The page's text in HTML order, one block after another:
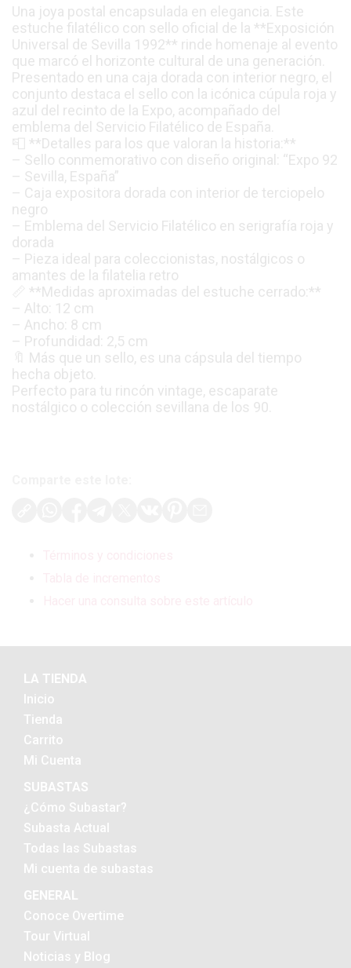
Una joya postal encapsulada en elegancia. Este
estuche filatélico con sello oficial de la **Exposición
Universal de Sevilla 1992** rinde homenaje al evento
que marcó el horizonte cultural de una generación.
Presentado en una caja dorada con interior negro, el
conjunto destaca el sello con la icónica cúpula roja y
azul del recinto de la Expo, acompañado del
emblema del Servicio Filatélico de España.
📮 **Detalles para los que valoran la historia:**
– Sello conmemorativo con diseño original: “Expo 92
– Sevilla, España”
– Caja expositora dorada con interior de terciopelo
negro
– Emblema del Servicio Filatélico en serigrafía roja y
dorada
– Pieza ideal para coleccionistas, nostálgicos o
amantes de la filatelia retro
📏 **Medidas aproximadas del estuche cerrado:**
– Alto: 12 cm
– Ancho: 8 cm
– Profundidad: 2,5 cm
🔖 Más que un sello, es una cápsula del tiempo
hecha objeto.
Perfecto para tu rincón vintage, escaparate
nostálgico o colección sevillana de los 90.
LA TIENDA
Inicio
Tienda
Carrito
Mi Cuenta
SUBASTAS
¿Cómo Subastar?
Subasta Actual
Todas las Subastas
Mi cuenta de subastas
GENERAL
Conoce Overtime
Tour Virtual
Noticias y Blog